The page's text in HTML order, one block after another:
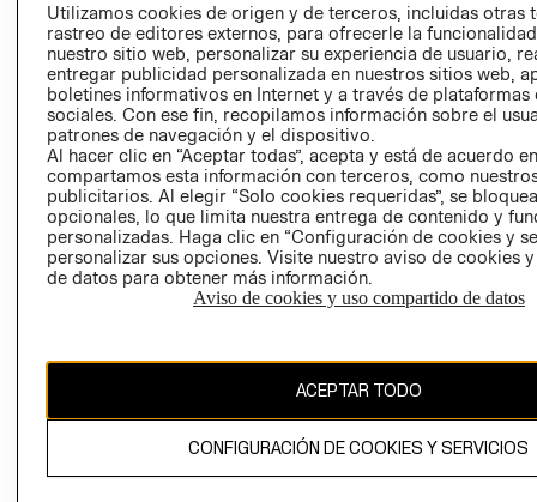
AVISO DE
PRIVACIDAD
GIFT CARD
AVISO DE
El contenido de esta página web está protegido por copyright y es
Utilizamos cookies de origen y de terceros, incluidas otras
rastreo de editores externos, para ofrecerle la
nuestro sitio web, personalizar su experiencia de usuario,
entregar publicidad personalizada en nuestros sitios web,
boletines informativos en Internet y a través de plataformas
sociales. Con ese fin, recopilamos información sobre el
patrones de navegación y el dispositivo.
Al hacer clic en “Aceptar todas”, acepta y está de acuerdo
compartamos esta información con terceros, como
publicitarios. Al elegir “Solo cookies requeridas”, se
opcionales, lo que limita nuestra entrega de contenido y
personalizadas. Haga clic en “Configuración de cookies y
personalizar sus opciones. Visite nuestro aviso de cookies
de datos para obtener más información.
Aviso de cookies y uso compartido de datos
ACEPTAR TODO
CONFIGURACIÓN DE COOKIES Y SERVICIOS